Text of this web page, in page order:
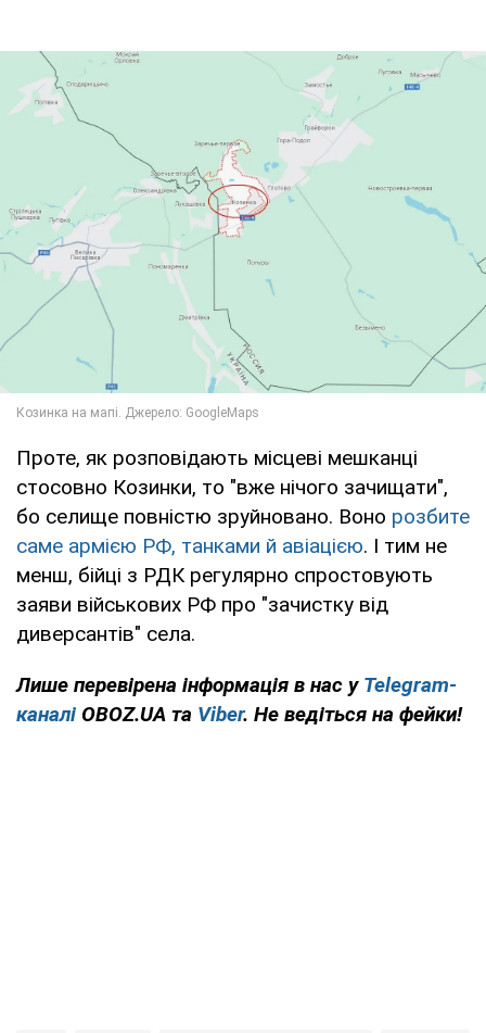
Проте, як розповідають місцеві мешканці
стосовно Козинки, то "вже нічого зачищати",
бо селище повністю зруйновано. Воно розбите
саме армією РФ, танками й авіацією. І тим не
менш, бійці з РДК регулярно спростовують
заяви військових РФ про "зачистку від
диверсантів" села.
Лише перевірена інформація в нас у Telegram-
каналі OBOZ.UA та Viber. Не ведіться на фейки!